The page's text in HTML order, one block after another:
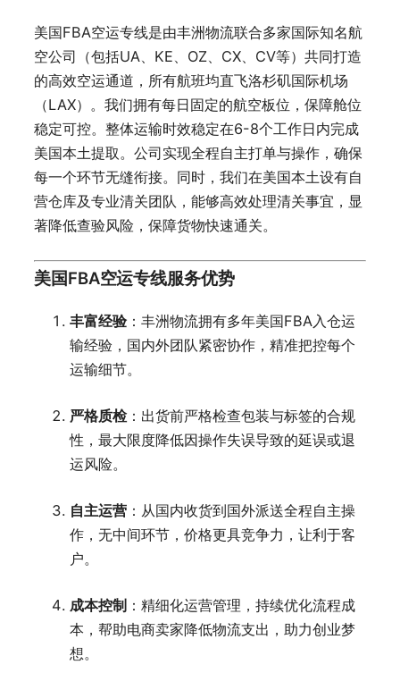
美国FBA空运专线是由丰洲物流联合多家国际知名航
空公司（包括UA、KE、OZ、CX、CV等）共同打造
的高效空运通道，所有航班均直飞洛杉矶国际机场
（LAX）。我们拥有每日固定的航空板位，保障舱位
稳定可控。整体运输时效稳定在6-8个工作日内完成
美国本土提取。公司实现全程自主打单与操作，确保
每一个环节无缝衔接。同时，我们在美国本土设有自
营仓库及专业清关团队，能够高效处理清关事宜，显
著降低查验风险，保障货物快速通关。
美国FBA空运专线服务优势
丰富经验：丰洲物流拥有多年美国FBA入仓运
输经验，国内外团队紧密协作，精准把控每个
运输细节。
严格质检：出货前严格检查包装与标签的合规
性，最大限度降低因操作失误导致的延误或退
运风险。
自主运营 ：从国内收货到国外派送全程自主操
作，无中间环节，价格更具竞争力，让利于客
户。
成本控制 ：精细化运营管理，持续优化流程成
本，帮助电商卖家降低物流支出，助力创业梦
想。